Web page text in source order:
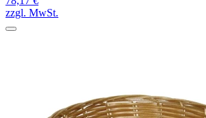
zzgl. MwSt.